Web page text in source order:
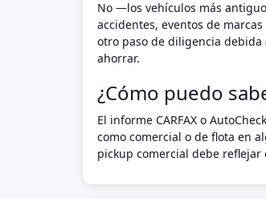
No —los vehículos más
accidentes, eventos de
otro paso de diligencia
ahorrar.
¿Cómo puedo
El informe CARFAX o
como comercial o de flota en
pickup comercial debe reflejar